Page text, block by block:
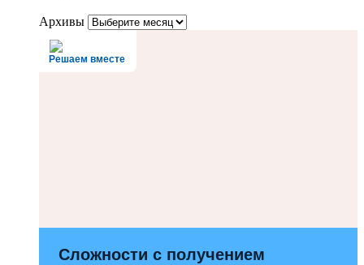
Архивы
Решаем вместе
Сложности с получением